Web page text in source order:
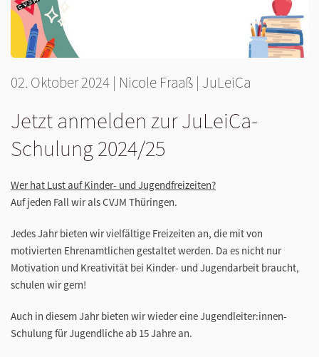
02. Oktober 2024 | Nicole Fraaß | JuLeiCa
Jetzt anmelden zur JuLeiCa-
Schulung 2024/25
Wer hat Lust auf Kinder- und Jugendfreizeiten?
Auf jeden Fall wir als CVJM Thüringen.
Jedes Jahr bieten wir vielfältige Freizeiten an, die mit von
motivierten Ehrenamtlichen gestaltet werden. Da es nicht nur
Motivation und Kreativität bei Kinder- und Jugendarbeit braucht,
schulen wir gern!
Auch in diesem Jahr bieten wir wieder eine Jugendleiter:innen-
Schulung für Jugendliche ab 15 Jahre an.